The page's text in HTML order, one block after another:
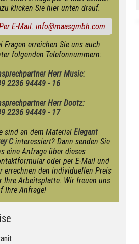
klicken Sie hier unten drauf.
E-Mail: info@maasgmbh.com
Fragen erreichen Sie uns auch
folgenden Telefonnummern:
Herr Music:
2236 94449 - 16
Herr Dootz:
2236 94449 - 17
sind an dem Material Elegant
Cinteressiert? Dann senden Sie
eine Anfrage über dieses
oder per E-Mail und
errechnen den individuellen Preis
Ihre Arbeitsplatte. Wir freuen uns
Ihre Anfrage!